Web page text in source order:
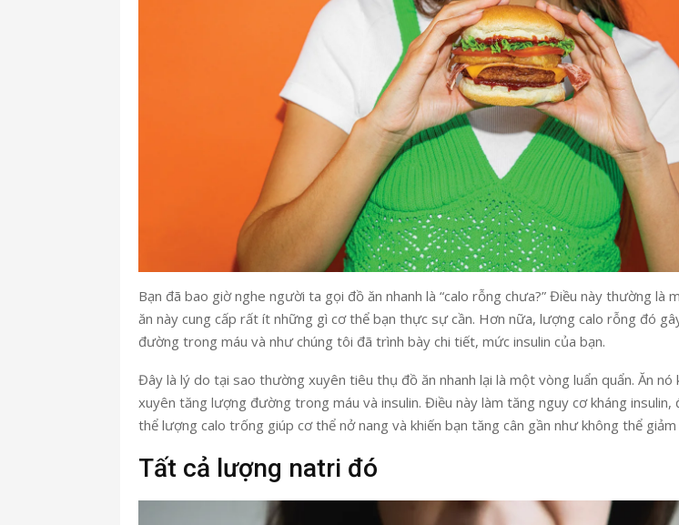
Bạn đã bao giờ nghe người ta gọi đồ ăn nhanh là “calo rỗng chưa?” Điều này thường là
ăn này cung cấp rất ít những gì cơ thể bạn thực sự cần. Hơn nữa, lượng calo rỗng đó
đường trong máu và như chúng tôi đã trình bày chi tiết, mức insulin của bạn.
Đây là lý do tại sao thường xuyên tiêu thụ đồ ăn nhanh lại là một vòng luẩn quẩn. Ăn nó
xuyên tăng lượng đường trong máu và insulin. Điều này làm tăng nguy cơ kháng insulin,
thể lượng calo trống giúp cơ thể nở nang và khiến bạn tăng cân gần như không thể
Tất cả lượng natri đó